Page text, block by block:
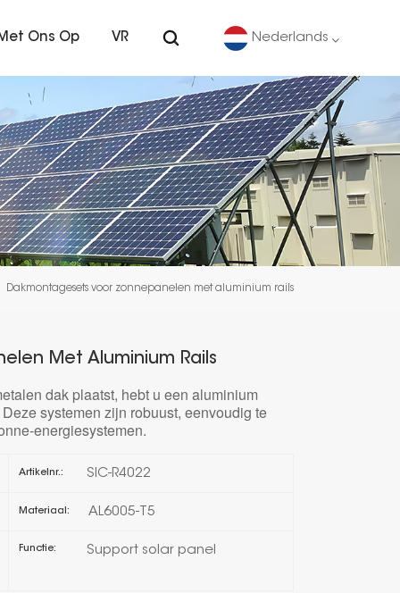
Ons Op VR Nederlands
English
Deutsch
español
português
Dakmontagesets voor zonnepanelen met aluminium rails
Met Aluminium Rails
dak plaatst, hebt u een aluminium
systemen zijn robuust, eenvoudig te
energiesystemen.
Artikelnr.: SIC-R4022
Materiaal: AL6005-T5
Functie: Support solar panel